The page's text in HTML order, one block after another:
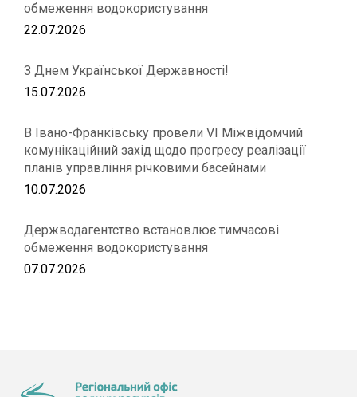
обмеження водокористування
22.07.2026
З Днем Української Державності!
15.07.2026
В Івано-Франківську провели VІ Міжвідомчий
комунікаційний захід щодо прогресу реалізації
планів управління річковими басейнами
10.07.2026
Держводагентство встановлює тимчасові
обмеження водокористування
07.07.2026